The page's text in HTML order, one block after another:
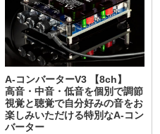
A-コンバーターV3 【8ch】
高音・中音・低音を個別で調節
視覚と聴覚で自分好みの音をお
楽しみいただける特別なA-コン
バーター